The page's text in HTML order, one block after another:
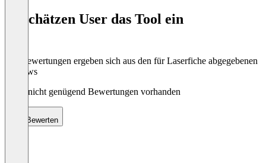
So schätzen User das Tool ein
Die Bewertungen ergeben sich aus den für Laserfiche abgegebenen
Reviews
Noch nicht genügend Bewertungen vorhanden
Bewerten